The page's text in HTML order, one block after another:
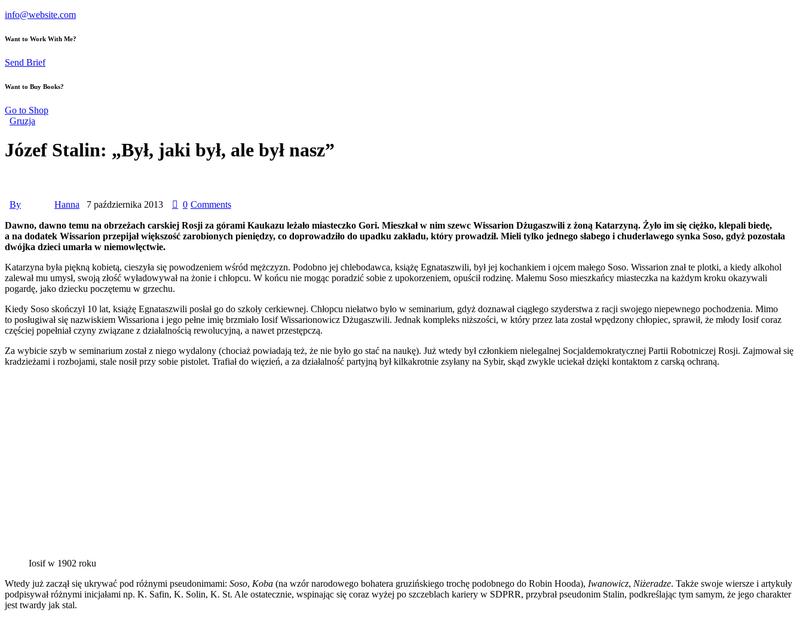
info@website.com
Want to Work With Me?
Send Brief
Want to Buy Books?
Go to Shop
Gruzja
Józef Stalin: „Był, jaki był, ale był nasz”
By Hanna 7 października 2013 0 Comments
Dawno, dawno temu na obrzeżach carskiej Rosji za górami Kaukazu leżało miasteczko Gori. Mieszkał w nim szewc Wissarion Dżugaszwili z żoną Katarzyną. Żyło im się ciężko, klepali biedę,
a na dodatek Wissarion przepijał większość zarobionych pieniędzy, co doprowadziło do upadku zakładu, który prowadził. Mieli tylko jednego słabego i chuderlawego synka Soso, gdyż pozostała
dwójka dzieci umarła w niemowlęctwie.
Katarzyna była piękną kobietą, cieszyła się powodzeniem wśród mężczyzn. Podobno jej chlebodawca, książę Egnataszwili, był jej kochankiem i ojcem małego Soso. Wissarion znał te plotki, a kiedy alkohol
zalewał mu umysł, swoją złość wyładowywał na żonie i chłopcu. W końcu nie mogąc poradzić sobie z upokorzeniem, opuścił rodzinę. Małemu Soso mieszkańcy miasteczka na każdym kroku okazywali
pogardę, jako dziecku poczętemu w grzechu.
Kiedy Soso skończył 10 lat, książę Egnataszwili posłał go do szkoły cerkiewnej. Chłopcu niełatwo było w seminarium, gdyż doznawał ciągłego szyderstwa z racji swojego niepewnego pochodzenia. Mimo
to posługiwał się nazwiskiem Wissariona i jego pełne imię brzmiało Iosif Wissarionowicz Dżugaszwili. Jednak kompleks niższości, w który przez lata został wpędzony chłopiec, sprawił, że młody Iosif coraz
częściej popełniał czyny związane z działalnością rewolucyjną, a nawet przestępczą.
Za wybicie szyb w seminarium został z niego wydalony (chociaż powiadają też, że nie było go stać na naukę). Już wtedy był członkiem nielegalnej Socjaldemokratycznej Partii Robotniczej Rosji. Zajmował się
kradzieżami i rozbojami, stale nosił przy sobie pistolet. Trafiał do więzień, a za działalność partyjną był kilkakrotnie zsyłany na Sybir, skąd zwykle uciekał dzięki kontaktom z carską ochraną.
Iosif w 1902 roku
Wtedy już zaczął się ukrywać pod różnymi pseudonimami: Soso, Koba (na wzór narodowego bohatera gruzińskiego trochę podobnego do Robin Hooda), Iwanowicz, Niżeradze. Także swoje wiersze i artykuły
podpisywał różnymi inicjałami np. K. Safin, K. Solin, K. St. Ale ostatecznie, wspinając się coraz wyżej po szczeblach kariery w SDPRR, przybrał pseudonim Stalin, podkreślając tym samym, że jego charakter
jest twardy jak stal.